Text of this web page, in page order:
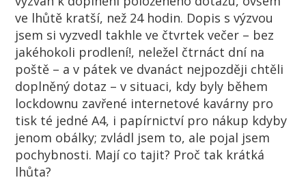
ve lhůtě kratší, než 24 hodin. Dopis s výzvou
jsem si vyzvedl takhle ve čtvrtek večer – bez
jakéhokoli prodlení!, neležel čtrnáct dní na
poště – a v pátek ve dvanáct nejpozději chtěli
doplněný dotaz – v situaci, kdy byly během
lockdownu zavřené internetové kavárny pro
tisk té jedné A4, i papírnictví pro nákup kdyby
jenom obálky; zvládl jsem to, ale pojal jsem
pochybnosti. Mají co tajit? Proč tak krátká
lhůta?